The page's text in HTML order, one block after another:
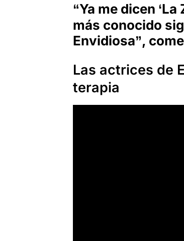
“Ya me dicen
más conocido
Envidiosa”,
Las actrices de
terapia